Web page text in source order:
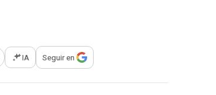
opciones para compartir
IA Seguir en